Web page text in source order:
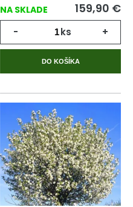
NA SKLADE 159,90 €
- ks +
DO KOŠÍKA